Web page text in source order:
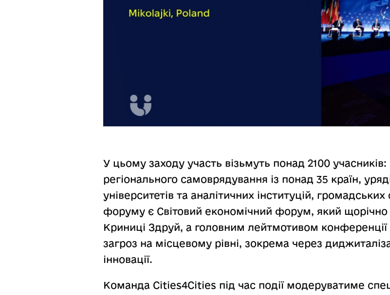
У цьому заходу участь візьмуть понад 2100
регіонального самоврядування із понад 35 країн,
університетів та аналітичних інституцій,
форуму є Світовий економічний форум, який щорічно
Криниці Здруй, а головним лейтмотивом
загроз на місцевому рівні, зокрема через
інновації.
Команда Cities4Cities під час події модеруватиме